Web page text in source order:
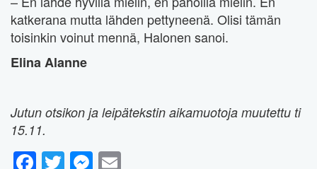
katkerana mutta lähden pettyneenä. Olisi tämän
toisinkin voinut mennä, Halonen sanoi.
Elina Alanne
Jutun otsikon ja leipätekstin aikamuotoja muutettu ti
15.11.